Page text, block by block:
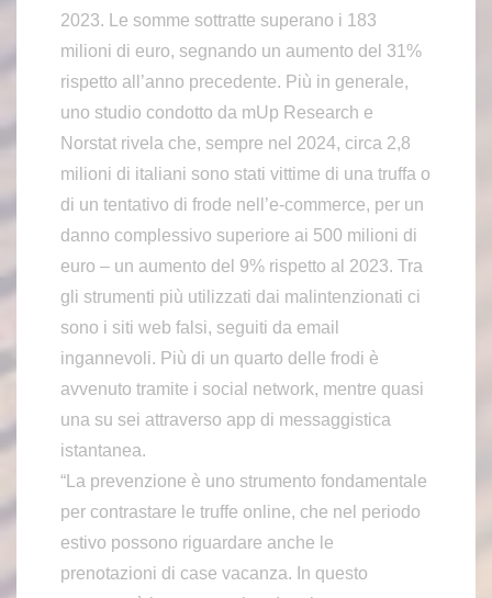
2023. Le somme sottratte superano i 183
milioni di euro, segnando un aumento del 31%
rispetto all’anno precedente. Più in generale,
uno studio condotto da mUp Research e
Norstat rivela che, sempre nel 2024, circa 2,8
milioni di italiani sono stati vittime di una truffa o
di un tentativo di frode nell’e-commerce, per un
danno complessivo superiore ai 500 milioni di
euro – un aumento del 9% rispetto al 2023. Tra
gli strumenti più utilizzati dai malintenzionati ci
sono i siti web falsi, seguiti da email
ingannevoli. Più di un quarto delle frodi è
avvenuto tramite i social network, mentre quasi
una su sei attraverso app di messaggistica
istantanea.
“La prevenzione è uno strumento fondamentale
per contrastare le truffe online, che nel periodo
estivo possono riguardare anche le
prenotazioni di case vacanza. In questo